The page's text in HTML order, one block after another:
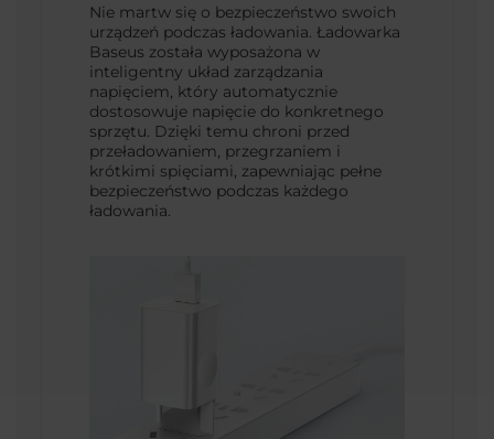
Nie martw się o bezpieczeństwo swoich
urządzeń podczas ładowania. Ładowarka
Baseus została wyposażona w
inteligentny układ zarządzania
napięciem, który automatycznie
dostosowuje napięcie do konkretnego
sprzętu. Dzięki temu chroni przed
przeładowaniem, przegrzaniem i
krótkimi spięciami, zapewniając pełne
bezpieczeństwo podczas każdego
ładowania.